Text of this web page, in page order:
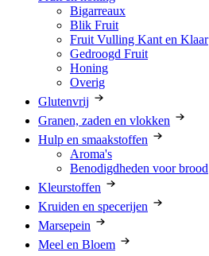
Bigarreaux
Blik Fruit
Fruit Vulling Kant en Klaar
Gedroogd Fruit
Honing
Overig
Glutenvrij
Granen, zaden en vlokken
Hulp en smaakstoffen
Aroma's
Benodigdheden voor brood
Kleurstoffen
Kruiden en specerijen
Marsepein
Meel en Bloem